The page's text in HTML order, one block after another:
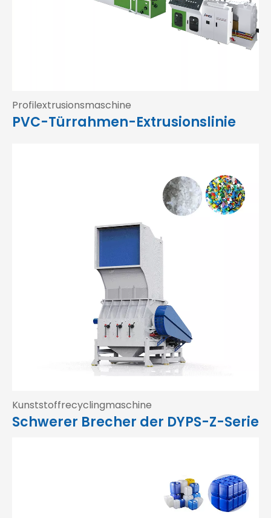
Profilextrusionsmaschine
PVC-Türrahmen-Extrusionslinie
Kunststoffrecyclingmaschine
Schwerer Brecher der DYPS-Z-Serie